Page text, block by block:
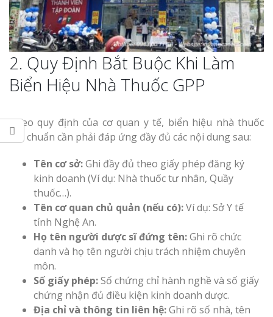
2. Quy Định Bắt Buộc Khi Làm
Biển Hiệu Nhà Thuốc GPP
Theo quy định của cơ quan y tế, biển hiệu nhà thuốc
đạt chuẩn cần phải đáp ứng đầy đủ các nội dung sau:
Tên cơ sở:Ghi đầy đủ theo giấy phép đăng ký
kinh doanh (Ví dụ: Nhà thuốc tư nhân, Quầy
thuốc…).
Tên cơ quan chủ quản (nếu có):Ví dụ: Sở Y tế
tỉnh Nghệ An.
Họ tên người dược sĩ đứng tên:Ghi rõ chức
danh và họ tên người chịu trách nhiệm chuyên
môn.
Số giấy phép:Số chứng chỉ hành nghề và số giấy
chứng nhận đủ điều kiện kinh doanh dược.
Địa chỉ và thông tin liên hệ:Ghi rõ số nhà, tên
Làm Hộp
Mỏng Nghệ
Hút